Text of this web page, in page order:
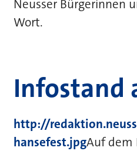
Neusser Bürgerinnen
Wort.
Infostand
http://
hansefest.jpgAuf dem